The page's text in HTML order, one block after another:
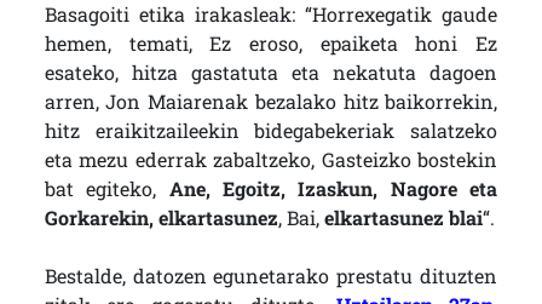
Basagoiti etika irakasleak: “Horrexegatik gaude
hemen, temati, Ez eroso, epaiketa honi Ez
esateko, hitza gastatuta eta nekatuta dagoen
arren, Jon Maiarenak bezalako hitz baikorrekin,
hitz eraikitzaileekin bidegabekeriak salatzeko
eta mezu ederrak zabaltzeko, Gasteizko bostekin
bat egiteko, Ane, Egoitz, Izaskun, Nagore eta
Gorkarekin, elkartasunez, Bai,elkartasunez blai“.
Bestalde, datozen egunetarako prestatu dituzten